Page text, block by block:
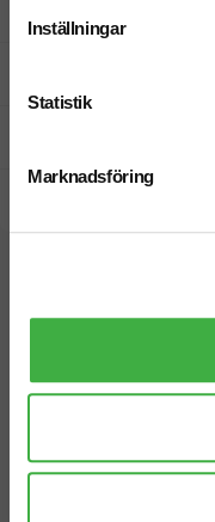
Inställningar
Statistik
Marknadsföring
Telefon: 019-760 65